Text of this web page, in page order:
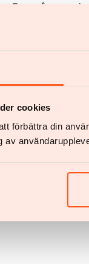
cookies
förbättra din
av
Framgångarna
gränser.